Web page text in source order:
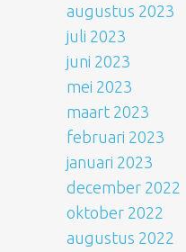
augustus 2023
juli 2023
juni 2023
mei 2023
maart 2023
februari 2023
januari 2023
december 2022
oktober 2022
augustus 2022